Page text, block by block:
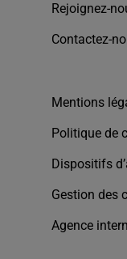
Rejoignez-
Contactez-
Mentions
Politique de
Dispositifs
Gestion des
Agence